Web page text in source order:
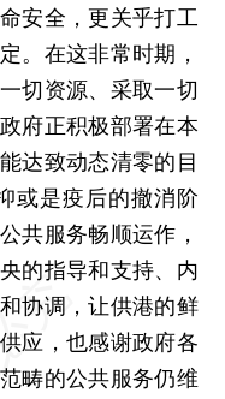
安全，更关乎打工
。在这非常时期，
切资源、采取一切
府正积极部署在本
达致动态清零的目
或是疫后的撤消阶
共服务畅顺运作，
的指导和支持、内
协调，让供港的鲜
应，也感谢政府各
畴的公共服务仍维